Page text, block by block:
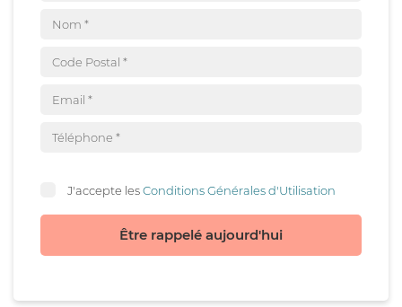
J'accepte lesConditions Générales d'Utilisation
Être rappelé aujourd'hui